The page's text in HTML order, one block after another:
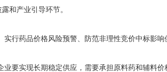
和产业引导环节。
药品价格风险预警、防范非理性竞价中标影响
实现长期稳定供应，需要承担原料药和辅料价